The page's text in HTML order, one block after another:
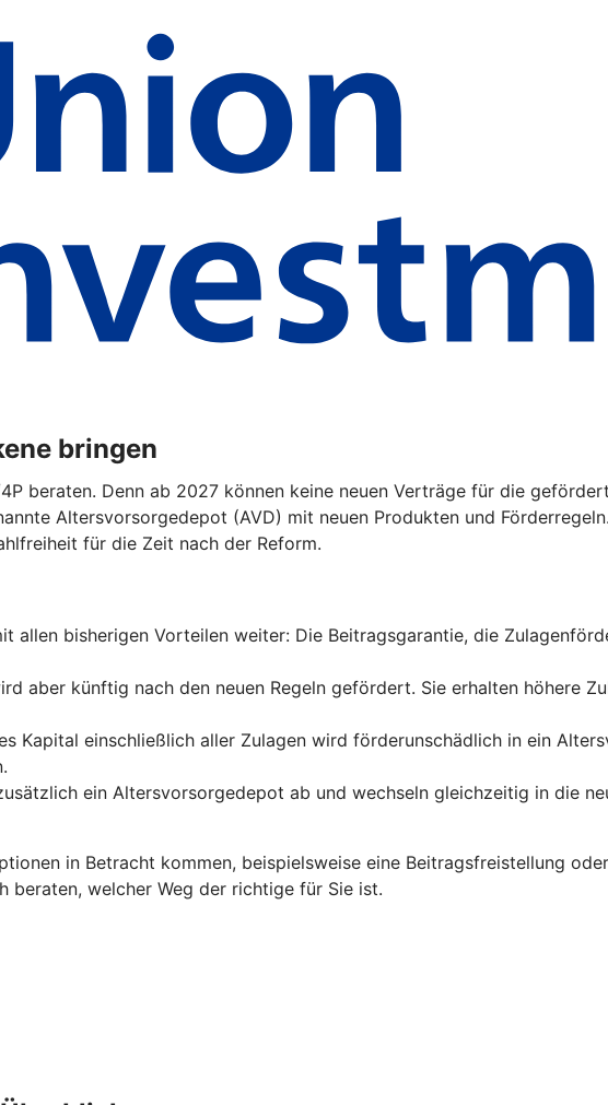
bringen
beraten. Denn ab 2027 können keine neuen Verträge für die
Altersvorsorgedepot (AVD) mit neuen Produkten und
für die Zeit nach der Reform.
allen bisherigen Vorteilen weiter: Die Beitragsgarantie, die
aber künftig nach den neuen Regeln gefördert. Sie erhalten höhere
Kapital einschließlich aller Zulagen wird förderunschädlich in ein
ein Altersvorsorgedepot ab und wechseln gleichzeitig in die
in Betracht kommen, beispielsweise eine Beitragsfreistellung
beraten, welcher Weg der richtige für Sie ist.